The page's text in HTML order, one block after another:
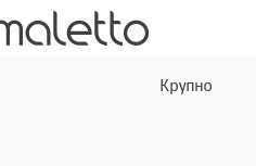
Крупно